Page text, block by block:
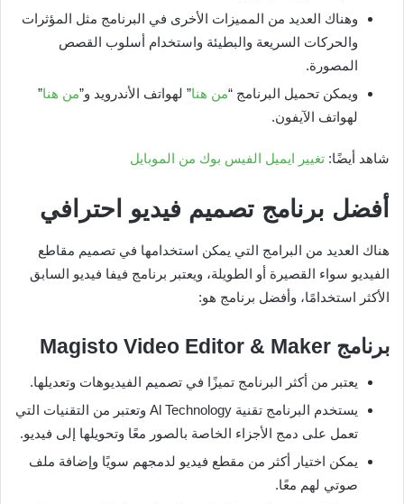
وهناك العديد من المميزات الأخرى في البرنامج مثل المؤثرات
والحركات السريعة والبطيئة واستخدام أسلوب القصص
المصورة.
ويمكن تحميل البرنامج “من هنا” لهواتف الأندرويد و”من هنا”
لهواتف الآيفون.
شاهد أيضًا: تغيير ايميل الفيس بوك من الموبايل
أفضل برنامج تصميم فيديو احترافي
هناك العديد من البرامج التي يمكن استخدامها في تصميم مقاطع
الفيديو سواء القصيرة أو الطويلة، ويعتبر برنامج فيفا فيديو السابق
الأكثر استخدامًا، وأفضل برنامج هو:
برنامج Magisto Video Editor & Maker
يعتبر من أكثر البرنامج تميزًا في تصميم الفيديوهات وتعديلها.
يستخدم البرنامج تقنية Al Technology وتعتبر من التقنيات التي
تعمل على دمج الأجزاء الخاصة بالصور معًا وتحويلها إلى فيديو.
يمكن اختيار أكثر من مقطع فيديو لدمجهم سويًا وإضافة ملف
صوتي لهم معًا.